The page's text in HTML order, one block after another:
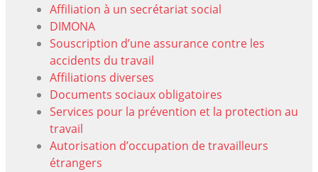
Affiliation à un secrétariat social
DIMONA
Souscription d’une assurance contre les
accidents du travail
Affiliations diverses
Documents sociaux obligatoires
Services pour la prévention et la protection au
travail
Autorisation d’occupation de travailleurs
étrangers